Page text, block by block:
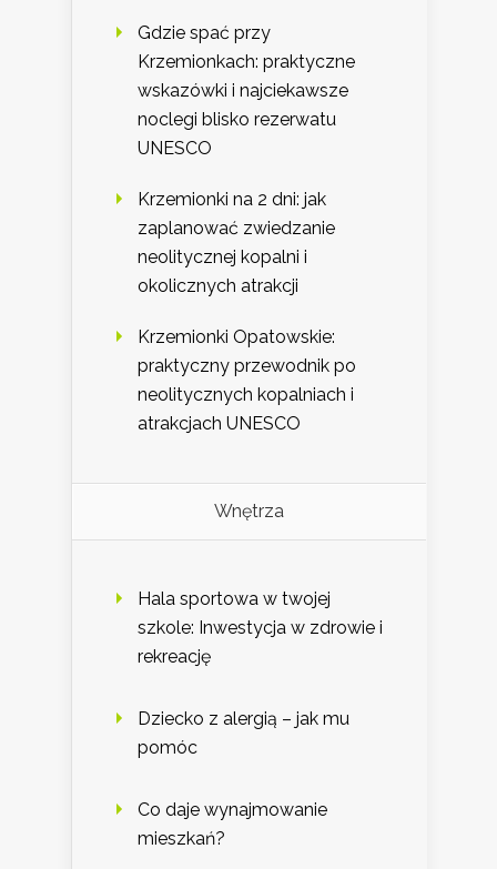
Gdzie spać przy
Krzemionkach: praktyczne
wskazówki i najciekawsze
noclegi blisko rezerwatu
UNESCO
Krzemionki na 2 dni: jak
zaplanować zwiedzanie
neolitycznej kopalni i
okolicznych atrakcji
Krzemionki Opatowskie:
praktyczny przewodnik po
neolitycznych kopalniach i
atrakcjach UNESCO
Wnętrza
Hala sportowa w twojej
szkole: Inwestycja w zdrowie i
rekreację
Dziecko z alergią – jak mu
pomóc
Co daje wynajmowanie
mieszkań?